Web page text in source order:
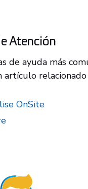
Atención
de ayuda más
artículo relacionado
OnSite